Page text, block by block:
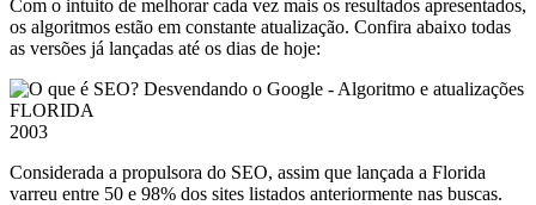
Com o intuito de melhorar cada vez mais os resultados apresentados,
os algoritmos estão em constante atualização. Confira abaixo todas
as versões já lançadas até os dias de hoje:
FLORIDA
2003
Considerada a propulsora do SEO, assim que lançada a Florida
varreu entre 50 e 98% dos sites listados anteriormente nas buscas.